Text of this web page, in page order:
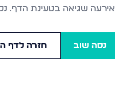
אירעה שגיאה בטעינת הדף.
נסה שוב חזרה לדף